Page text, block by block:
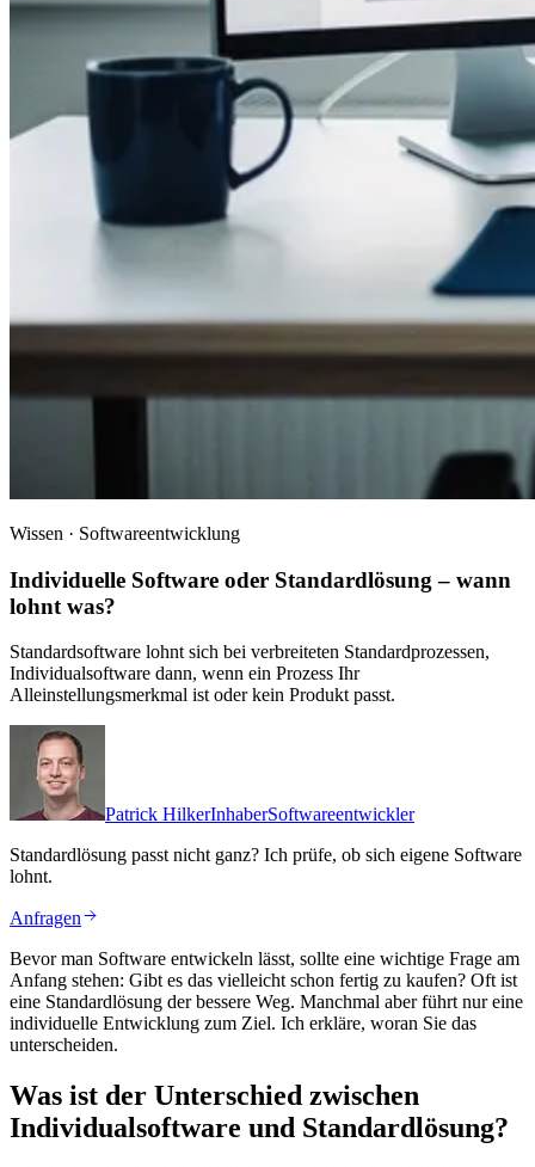
Wissen · Softwareentwicklung
Individuelle Software oder Standardlösung – wann
lohnt was?
Standardsoftware lohnt sich bei verbreiteten Standardprozessen,
Individualsoftware dann, wenn ein Prozess Ihr
Alleinstellungsmerkmal ist oder kein Produkt passt.
Patrick HilkerInhaberSoftwareentwickler
Standardlösung passt nicht ganz? Ich prüfe, ob sich eigene Software
lohnt.
Anfragen
Bevor man Software entwickeln lässt, sollte eine wichtige Frage am
Anfang stehen: Gibt es das vielleicht schon fertig zu kaufen? Oft ist
eine Standardlösung der bessere Weg. Manchmal aber führt nur eine
individuelle Entwicklung zum Ziel. Ich erkläre, woran Sie das
unterscheiden.
Was ist der Unterschied zwischen
Individualsoftware und Standardlösung?